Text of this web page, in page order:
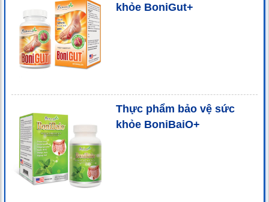
khỏe BoniGut+
Thực phẩm bảo vệ sức
khỏe BoniBaiO+